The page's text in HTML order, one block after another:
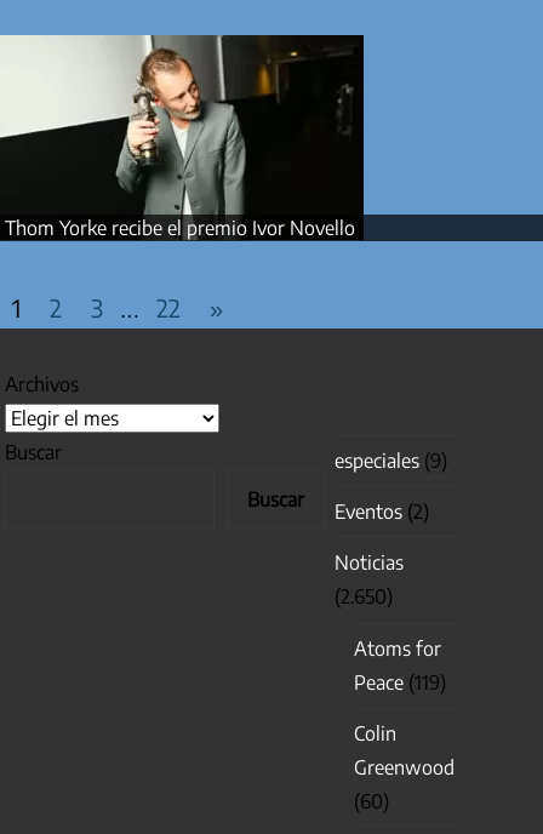
Thom Yorke recibe el premio Ivor Novello
PAGINACIÓN DE ENTRADAS
1 2 3 … 22
Entradas
»
Archivos
Buscar
Buscar
especiales (9)
Eventos (2)
Noticias
(2.650)
Atoms for
Peace (119)
Colin
Greenwood
(60)